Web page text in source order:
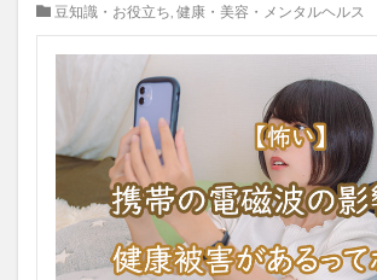
豆知識・お役立ち, 健康・美容・メンタルヘルス